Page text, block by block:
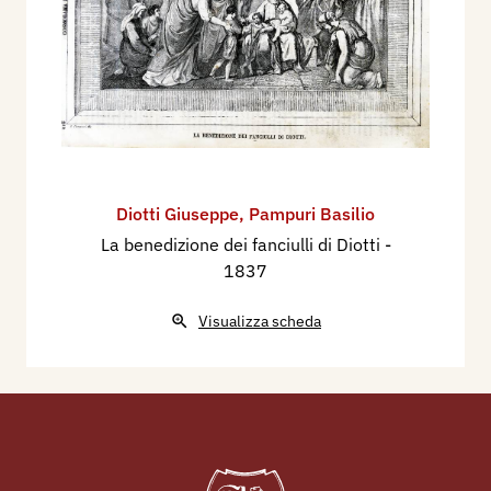
Bibliografia:
1837 Cosmorama Pittorico, Milano, pp. 1, 20/21,
37, 65, 84, 116.
1955 - Luigi Servolini, Dizionario Illustrato degli
Milano, Gorlich, p. 594;
2008 - Zeno Davoli, La Raccolta di Stampe
“Angelo Davoli”, volume VII, Ni-Ra, Reggio
Diotti Giuseppe, Pampuri Basilio
La benedizione dei fanciulli di Diotti -
1837
Visualizza scheda